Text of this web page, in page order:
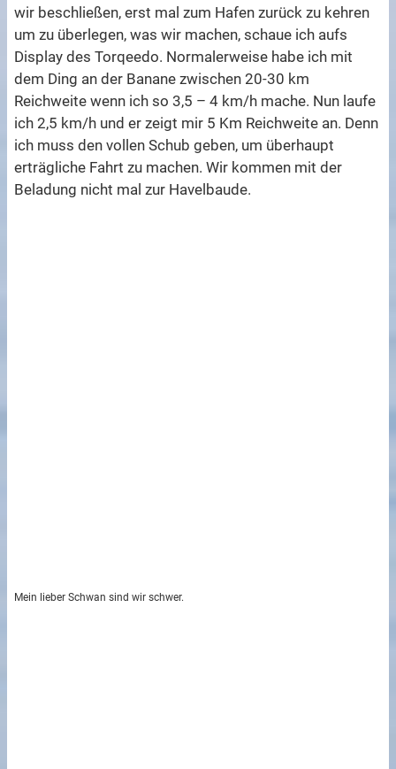
wir beschließen, erst mal zum Hafen zurück zu kehren
um zu überlegen, was wir machen, schaue ich aufs
Display des Torqeedo. Normalerweise habe ich mit
dem Ding an der Banane zwischen 20-30 km
Reichweite wenn ich so 3,5 – 4 km/h mache. Nun laufe
ich 2,5 km/h und er zeigt mir 5 Km Reichweite an. Denn
ich muss den vollen Schub geben, um überhaupt
erträgliche Fahrt zu machen. Wir kommen mit der
Beladung nicht mal zur Havelbaude.
Mein lieber Schwan sind wir schwer.